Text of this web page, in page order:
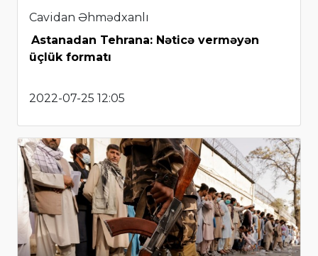
Cavidan Əhmədxanlı
Astanadan Tehrana: Nəticə verməyən
üçlük formatı
2022-07-25 12:05